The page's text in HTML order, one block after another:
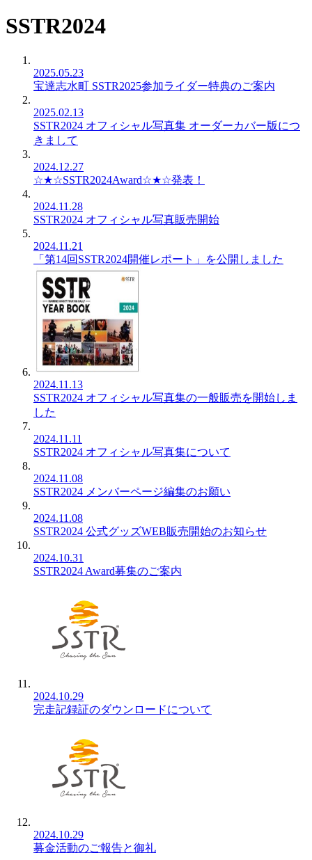
SSTR2024
2025.05.23
宝達志水町 SSTR2025参加ライダー特典のご案内
2025.02.13
SSTR2024 オフィシャル写真集 オーダーカバー版につ
きまして
2024.12.27
☆★☆SSTR2024Award☆★☆発表！
2024.11.28
SSTR2024 オフィシャル写真販売開始
2024.11.21
「第14回SSTR2024開催レポート」を公開しました
2024.11.13
SSTR2024 オフィシャル写真集の一般販売を開始しま
した
2024.11.11
SSTR2024 オフィシャル写真集について
2024.11.08
SSTR2024 メンバーページ編集のお願い
2024.11.08
SSTR2024 公式グッズWEB販売開始のお知らせ
2024.10.31
SSTR2024 Award募集のご案内
2024.10.29
完走記録証のダウンロードについて
2024.10.29
募金活動のご報告と御礼